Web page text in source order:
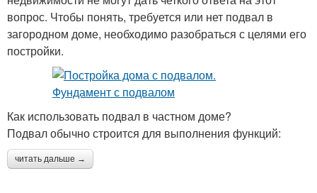
вопрос. Чтобы понять, требуется или нет подвал в
загородном доме, необходимо разобраться с целями его
постройки.
Как использовать подвал в частном доме?
Подвал обычно строится для выполнения функций:
читать дальше →